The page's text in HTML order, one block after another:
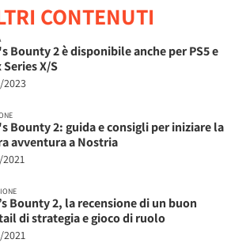
CONTENUTI
Bounty 2 è disponibile anche per PS5 e
Series X/S
2023
Bounty 2: guida e consigli per iniziare la
avventura a Nostria
Bounty 2, la recensione di un buon
di strategia e gioco di ruolo